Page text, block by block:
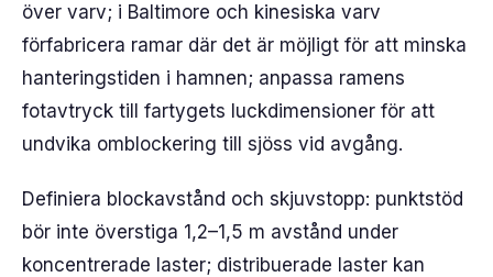
över varv; i Baltimore och kinesiska varv
förfabricera ramar där det är möjligt för att minska
hanteringstiden i hamnen; anpassa ramens
fotavtryck till fartygets luckdimensioner för att
undvika omblockering till sjöss vid avgång.
Definiera blockavstånd och skjuvstopp: punktstöd
bör inte överstiga 1,2–1,5 m avstånd under
koncentrerade laster; distribuerade laster kan